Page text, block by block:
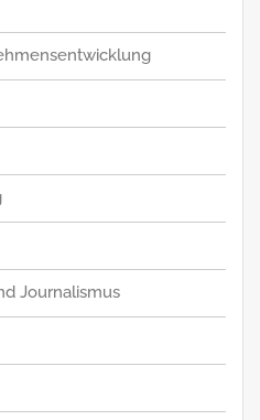
Journalismus